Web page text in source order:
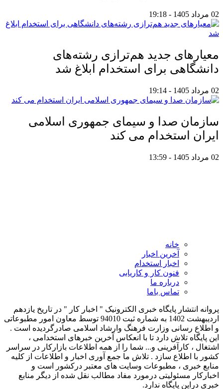
02 مرداد 1405 - 19:18
معیار‌های جدید هم‌ترازی رشته‌های
دانشگاهی برای استخدام ابلاغ شد
02 مرداد 1405 - 19:14
سازمان صدا و سیمای جمهوری اسلامی
ایران استخدام می کند
02 مرداد 1405 - 13:59
خانه
آخرین اخبار
اخبار استخدام
فنون کار و کاریابی
درباره ما
تماس باما
پروانه انتشار پایگاه خبری الکترونیک " اخبار کار " در تاریخ یازدهم
اردیبهشت 1402 به شماره ثبت 94010 توسط معاون امور مطبوعاتی
و اطلاع رسانی وزارت فرهنگ وارشاد اسلامی صادرگردیده است .
این پایگاه تلاش دارد تا با انعکاس آخرین خبرهای استخدامی ،
اشتغال ، کارآفرینی و... شما را از همه اطلاعات بازارکار در سراسر
کشور با اطلاع سازد . تلاش ما جمع آوری اخبار و اطلاعات از کلیه
منابع خبری ، مطبوعات وسایت های معتبر درکشور است و
اخبارکار مسئولیتی درمورد مفاد مطالب نقل شده از دیگر منابع
خبری دراین پایگاه ندارد.